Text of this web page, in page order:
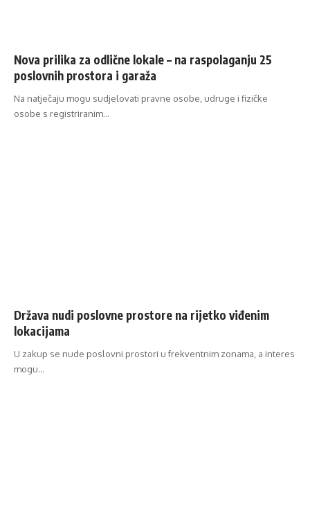
Nova prilika za odlične lokale – na raspolaganju 25
poslovnih prostora i garaža
Na natječaju mogu sudjelovati pravne osobe, udruge i fizičke
osobe s registriranim…
Država nudi poslovne prostore na rijetko viđenim
lokacijama
U zakup se nude poslovni prostori u frekventnim zonama, a interes
mogu…